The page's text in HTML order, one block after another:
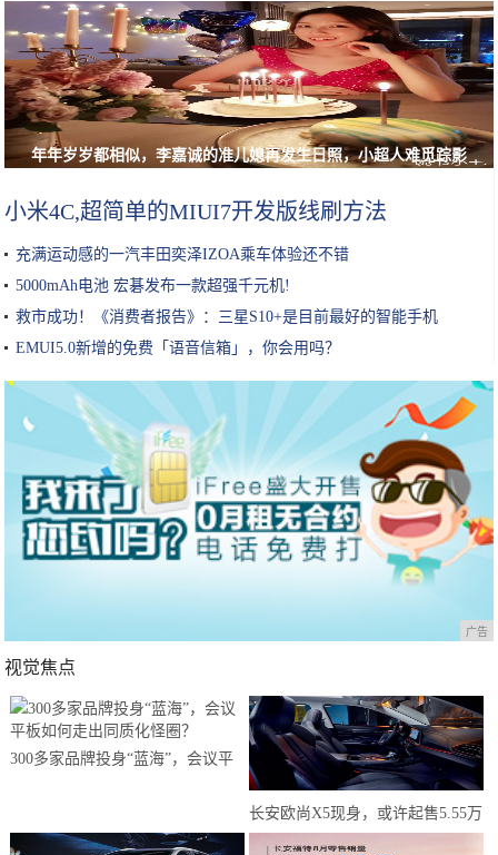
年年岁岁都相似，李嘉诚的准儿媳再发生日照，小超人难觅踪影
小米4C,超简单的MIUI7开发版线刷方法
充满运动感的一汽丰田奕泽IZOA乘车体验还不错
5000mAh电池 宏碁发布一款超强千元机!
救市成功！《消费者报告》：三星S10+是目前最好的智能手机
EMUI5.0新增的免费「语音信箱」，你会用吗？
广告
视觉焦点
300多家品牌投身“蓝海”，会议平
长安欧尚X5现身，或许起售5.55万
元？年轻人有了新选择